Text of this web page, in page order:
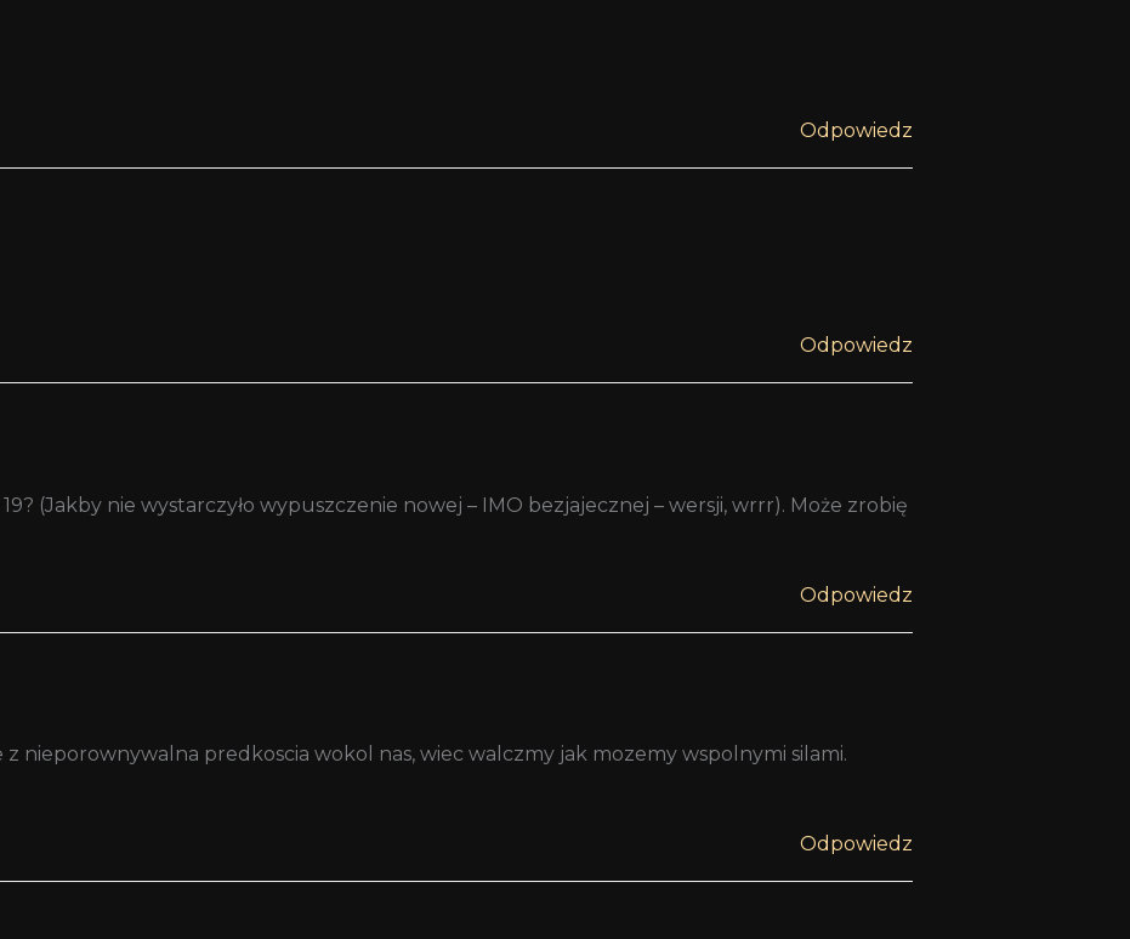
Odpowiedz
Odpowiedz
(Jakby nie wystarczyło wypuszczenie nowej – IMO bezjajecznej – wersji, wrrr). Może zrobię
Odpowiedz
nieporownywalna predkoscia wokol nas, wiec walczmy jak mozemy wspolnymi silami.
Odpowiedz